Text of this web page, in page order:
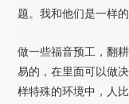
题。我和他们是一样
做一些福音预工，翻
易的，在里面可以做
样特殊的环境中，人